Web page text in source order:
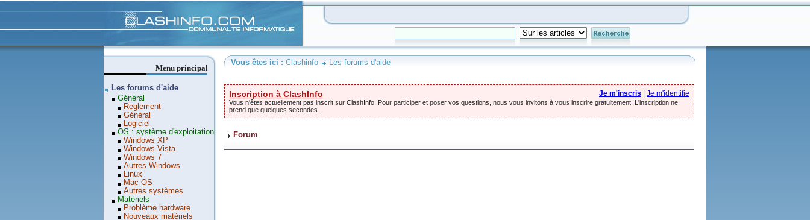
Vous êtes ici : Clashinfo Les forums d'aide
Je m'inscris Je m'identifie
Inscription à ClashInfo
Vous n'êtes actuellement pas inscrit sur ClashInfo. Pour participer et poser vos questions, nous vous invitons à vous inscrire gratuitement. L'inscription ne
prend que quelques secondes.
Forum
Menu principal
Les forums d'aide
Général
Reglement
Général
Logiciel
OS : système d'exploitation
Windows XP
Windows Vista
Windows 7
Autres Windows
Linux
Mac OS
Autres systèmes
Matériels
Problème hardware
Nouveaux matériels